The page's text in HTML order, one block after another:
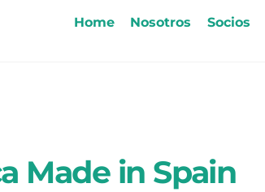
Home Nosotros Socios
Made in Spain